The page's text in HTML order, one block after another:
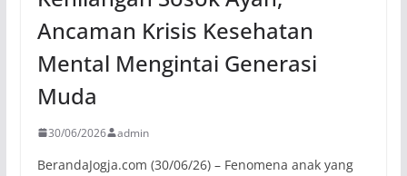
Ancaman Krisis Kesehatan
Mental Mengintai Generasi
Muda
30/06/2026 admin
BerandaJogja.com (30/06/26) – Fenomena anak yang